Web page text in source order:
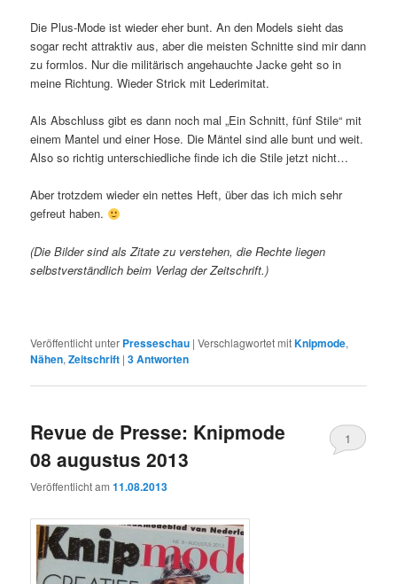
Die Plus-Mode ist wieder eher bunt. An den Models sieht das
sogar recht attraktiv aus, aber die meisten Schnitte sind mir dann
zu formlos. Nur die militärisch angehauchte Jacke geht so in
meine Richtung. Wieder Strick mit Lederimitat.
Als Abschluss gibt es dann noch mal „Ein Schnitt, fünf Stile“ mit
einem Mantel und einer Hose. Die Mäntel sind alle bunt und weit.
Also so richtig unterschiedliche finde ich die Stile jetzt nicht…
Aber trotzdem wieder ein nettes Heft, über das ich mich sehr
gefreut haben.
(Die Bilder sind als Zitate zu verstehen, die Rechte liegen
selbstverständlich beim Verlag der Zeitschrift.)
Veröffentlicht unter Presseschau |Verschlagwortet mitKnipmode,
Nähen,Zeitschrift |3Antworten
Revue de Presse: Knipmode
08 augustus 2013
Veröffentlicht am11.08.2013
1